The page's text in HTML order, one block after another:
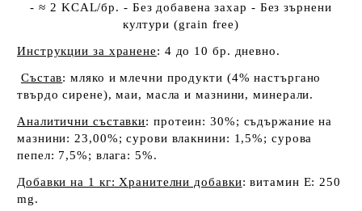
-≈ 2 KCAL/бр. - Без добавена захар - Без зърнени
култури (grain free)
Инструкции за хранене: 4 до 10 бр. дневно.
Състав:мляко и млечни продукти (4% настъргано
твърдо сирене), маи, масла и мазнини, минерали.
Аналитични съставки: протеин: 30%; съдържание на
мазнини: 23,00%; сурови влакнини: 1,5%; сурова
пепел: 7,5%; влага: 5%.
Добавки на 1 кг: Хранителни добавки: витамин Е: 250
mg.